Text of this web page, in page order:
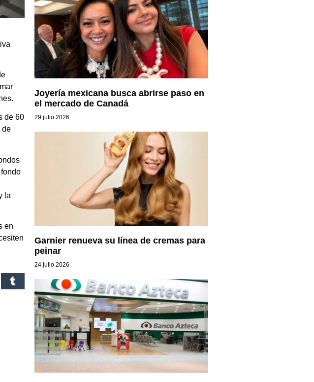
de 60
de
la
en
Joyería mexicana busca abrirse paso en
el mercado de Canadá
29 julio 2026
Garnier renueva su línea de cremas para
peinar
24 julio 2026